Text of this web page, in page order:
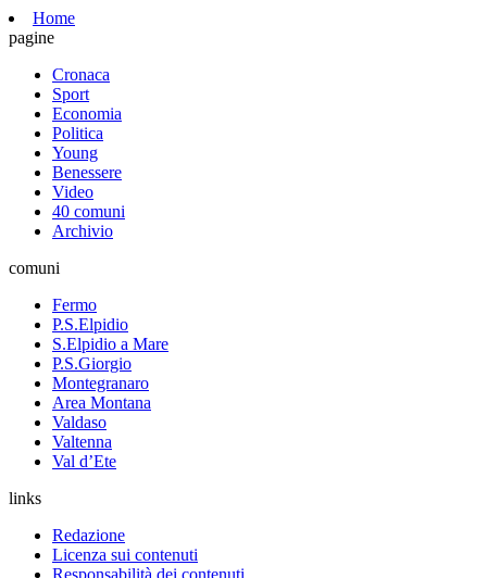
Home
pagine
Cronaca
Sport
Economia
Politica
Young
Benessere
Video
40 comuni
Archivio
comuni
Fermo
P.S.Elpidio
S.Elpidio a Mare
P.S.Giorgio
Montegranaro
Area Montana
Valdaso
Valtenna
Val d’Ete
links
Redazione
Licenza sui contenuti
Responsabilità dei contenuti